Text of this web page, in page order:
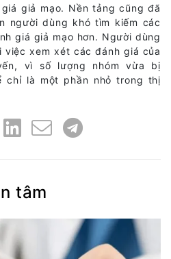
giả mạo. Nền tảng cũng đã
người dùng khó tìm kiếm các
giá giả mạo hơn. Người dùng
việc xem xét các đánh giá của
vì số lượng nhóm vừa bị
chỉ là một phần nhỏ trong thị
tâm